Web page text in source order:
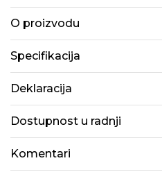
O proizvodu
Specifikacija
Deklaracija
Dostupnost u radnji
Komentari